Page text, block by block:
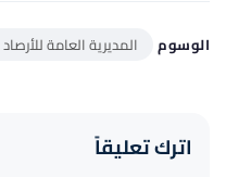
الوسوم المديرية العامة
اترك تعليقاً